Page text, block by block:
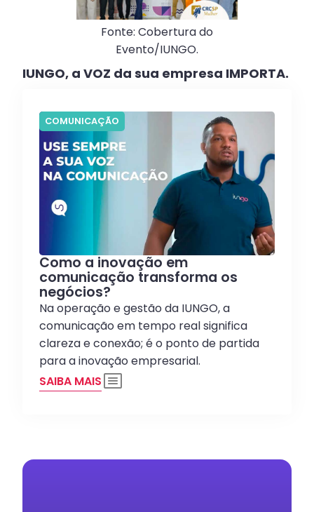
Fonte: Cobertura do
Evento/IUNGO.
IUNGO, a VOZ da sua empresa IMPORTA.
COMUNICAÇÃO
Como a inovação em
comunicação transforma os
negócios?
Na operação e gestão da IUNGO, a
comunicação em tempo real significa
clareza e conexão; é o ponto de partida
para a inovação empresarial.
SAIBA MAIS